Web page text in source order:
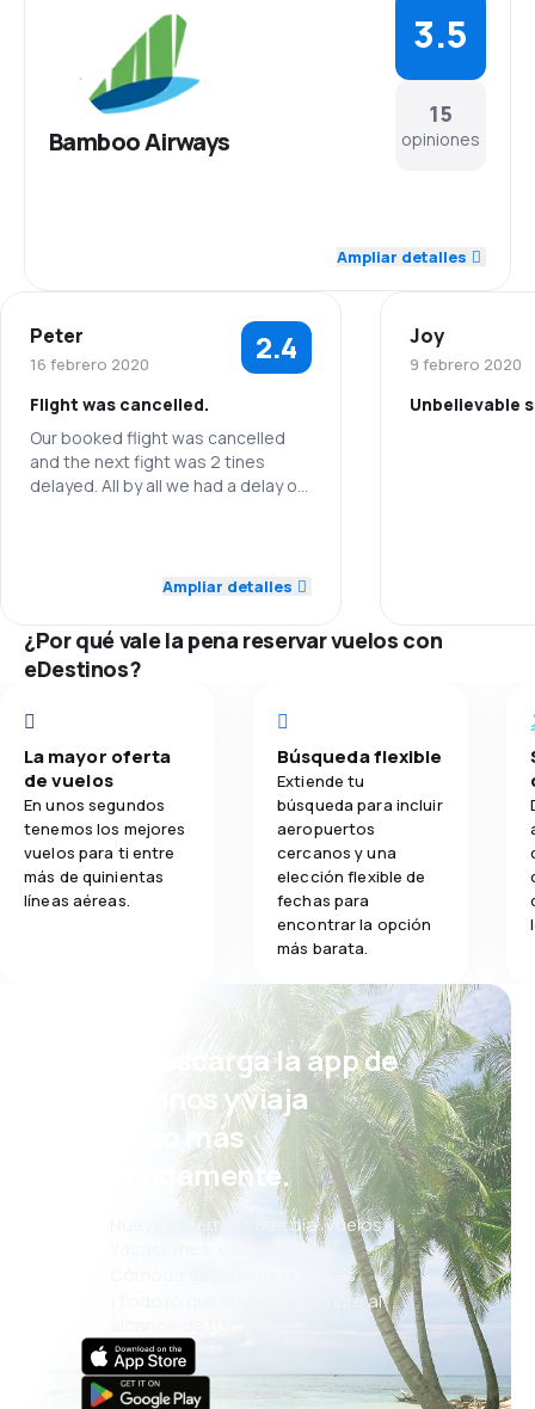
Bamboo Airways
15
opiniones
3.5
Red de conexiones
Precio del billete 3.8
Comodidad de viaje
Ampliar detalles
Peter
16 febrero 2020 2.4
Flight was cancelled.
Our booked flight was cancelled
and the next fight was 2 tines
delayed. All by all we had a delay of
1.0
Red de conexiones 1.0
3.0
Comodidad de viaje 3.0
Transporte de equipaje 3.0
Ampliar detalles
Joy
9 febrero 2020
Unbelievable
¿Por qué vale la pena reservar vuelos con
eDestinos?
La mayor oferta
de vuelos
En unos segundos
tenemos los mejores
vuelos para ti entre
más de quinientas
líneas aéreas.
Búsqueda flexible
Extiende tu
búsqueda para incluir
aeropuertos
cercanos y una
elección flexible de
fechas para
encontrar la opción
más barata.
¡Eh! Descarga la app de
eDestinos y viaja
incluso más
cómodamente.
Nuevas ofertas cada día: vuelos,
vacaciones, escapadas
Cómoda gestión de reservas
¡Todo lo que importa, siempre al